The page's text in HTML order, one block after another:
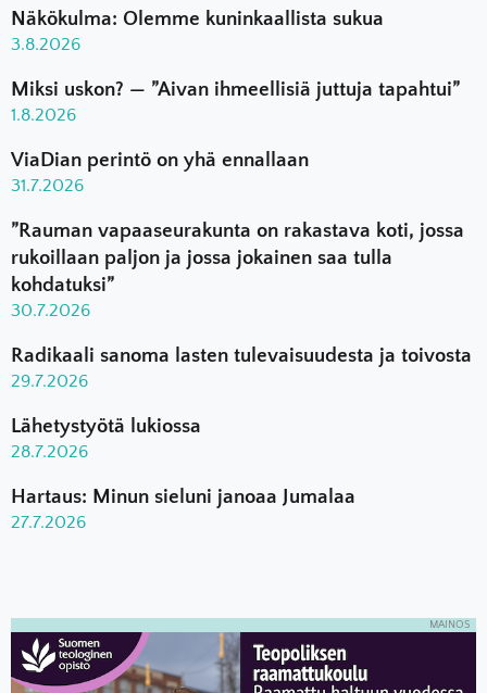
Näkökulma: Olemme kuninkaallista sukua
3.8.2026
Miksi uskon? — ”Aivan ihmeellisiä juttuja tapahtui”
1.8.2026
ViaDian perintö on yhä ennallaan
31.7.2026
”Rauman vapaaseurakunta on rakastava koti, jossa
rukoillaan paljon ja jossa jokainen saa tulla
kohdatuksi”
30.7.2026
Radikaali sanoma lasten tulevaisuudesta ja toivosta
29.7.2026
Lähetystyötä lukiossa
28.7.2026
Hartaus: Minun sieluni janoaa Jumalaa
27.7.2026
MAINOS